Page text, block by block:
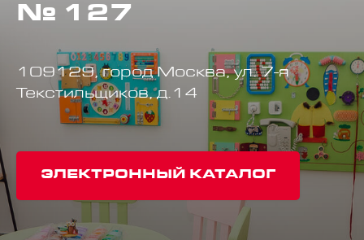
№ 127
109129, город Москва, ул. 7-я
Текстильщиков, д.14
ЭЛЕКТРОННЫЙ КАТАЛОГ